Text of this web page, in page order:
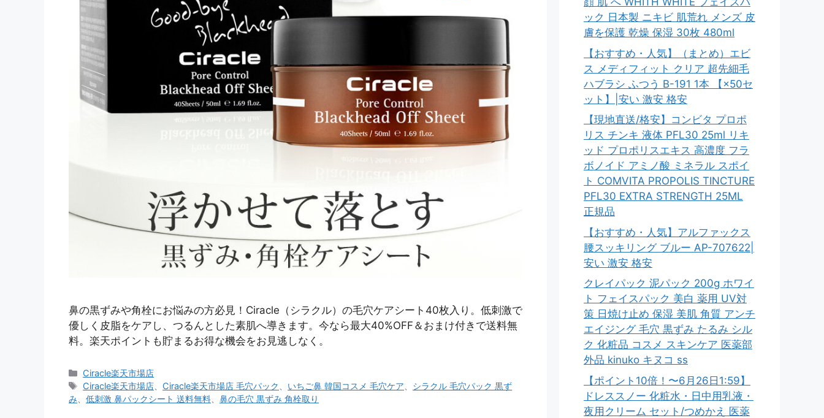
鼻の黒ずみや角栓にお悩みの方必見！Ciracle（シラクル）の毛穴ケアシート40枚入り。低刺激で
優しく皮脂をケアし、つるんとした素肌へ導きます。今なら最大40%OFF＆おまけ付きで送料無
料。楽天ポイントも貯まるお得な機会をお見逃しなく。
カ
テ
ゴ
Ciracle楽天市場店
タ
グ
Ciracle楽天市場店 Ciracle楽天市場店 毛穴パック いちご鼻 韓国コスメ 毛穴ケア
シラクル 毛穴パック 黒ず
み
低刺激 鼻パックシート 送料無料 鼻の毛穴 黒ずみ 角栓取り
ック 日本製 ニキビ 肌荒れ メンズ 皮
膚を保護 乾燥 保湿 30枚 480ml
【おすすめ・人気】（まとめ）エビ
ス メディフィット クリア 超先細毛
ハブラシ ふつう B-191 1本 【×50セ
ット】|安い 激安 格安
【現地直送/格安】コンビタ プロポ
リス チンキ 液体 PFL30 25ml リキ
ッド プロポリスエキス 高濃度 フラ
ボノイド アミノ酸 ミネラル スポイ
ト COMVITA PROPOLIS TINCTURE
PFL30 EXTRA STRENGTH 25ML
正規品
【おすすめ・人気】アルファックス
腰スッキリング ブルー AP-707622|
安い 激安 格安
クレイパック 泥パック 200g ホワイ
ト フェイスパック 美白 薬用 UV対
策 日焼け止め 保湿 美肌 角質 アンチ
エイジング 毛穴 黒ずみ たるみ シル
ク 化粧品 コスメ スキンケア 医薬部
外品 kinuko キヌコ ss
【ポイント10倍！〜6月26日1:59】
ドレススノー 化粧水・日中用乳液・
夜用クリーム セット/つめかえ 医薬